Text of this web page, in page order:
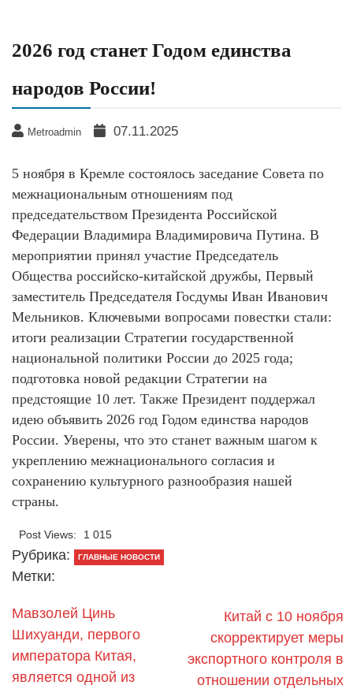
2026 год станет Годом единства
народов России!
Metroadmin 07.11.2025
5 ноября в Кремле состоялось заседание Совета по
межнациональным отношениям под
председательством Президента Российской
Федерации Владимира Владимировича Путина. В
мероприятии принял участие Председатель
Общества российско-китайской дружбы, Первый
заместитель Председателя Госдумы Иван Иванович
Мельников. Ключевыми вопросами повестки стали:
итоги реализации Стратегии государственной
национальной политики России до 2025 года;
подготовка новой редакции Стратегии на
предстоящие 10 лет. Также Президент поддержал
идею объявить 2026 год Годом единства народов
России. Уверены, что это станет важным шагом к
укреплению межнационального согласия и
сохранению культурного разнообразия нашей
страны.
Post Views: 1 015
Рубрика: ГЛАВНЫЕ НОВОСТИ
Метки:
Мавзолей Цинь
Шихуанди, первого
императора Китая,
является одной из
Китай с 10 ноября
скорректирует меры
экспортного контроля в
отношении отдельных